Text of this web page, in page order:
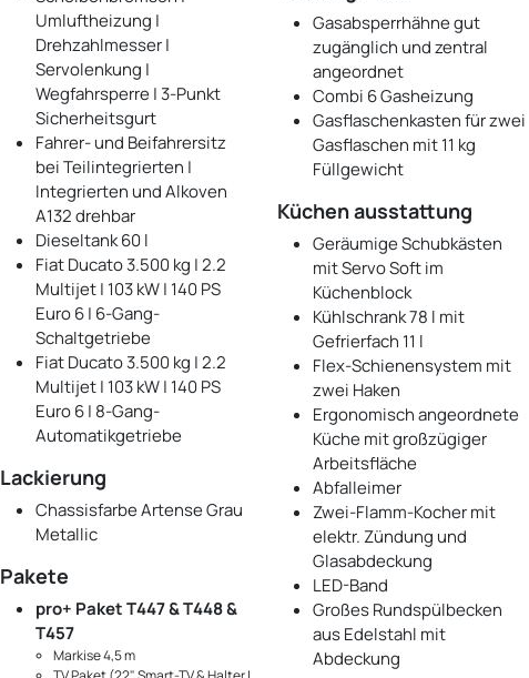
Umluftheizung |
Drehzahlmesser |
Servolenkung |
Wegfahrsperre | 3-Punkt
Sicherheitsgurt
Fahrer- und Beifahrersitz
bei Teilintegrierten |
Integrierten und Alkoven
A132 drehbar
Dieseltank 60 l
Fiat Ducato 3.500 kg | 2.2
Multijet | 103 kW | 140 PS
Euro 6 | 6-Gang-
Schaltgetriebe
Fiat Ducato 3.500 kg | 2.2
Multijet | 103 kW | 140 PS
Euro 6 | 8-Gang-
Automatikgetriebe
Gasabsperrhähne gut
zugänglich und zentral
angeordnet
Combi 6 Gasheizung
Gasflaschenkasten für zwei
Gasflaschen mit 11 kg
Füllgewicht
Küchen ausstattung
Geräumige Schubkästen
mit Servo Soft im
Küchenblock
Kühlschrank 78 l mit
Gefrierfach 11 l
Flex-Schienensystem mit
zwei Haken
Ergonomisch angeordnete
Küche mit großzügiger
Arbeitsfläche
Abfalleimer
Zwei-Flamm-Kocher mit
elektr. Zündung und
Glasabdeckung
LED-Band
Großes Rundspülbecken
aus Edelstahl mit
Abdeckung
Lackierung
Chassisfarbe Artense Grau
Metallic
Pakete
pro+ Paket T447 & T448 &
T457
Markise 4,5 m